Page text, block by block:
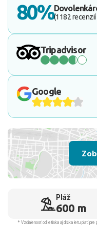
80%(1182 recenzií
Tripadvisor
Google
Pláž
600 m
* Vzdialenosť od letiska aj dľžka letu platí